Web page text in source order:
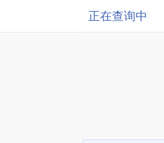
正在查询中